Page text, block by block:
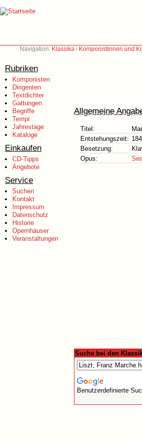
Navigation: Klassika / Komponistinnen und
Rubriken
Komponisten
Dirigenten
Textdichter
Gattungen
Begriffe
Tempi
Jahrestage
Kataloge
Einkaufen
CD-Tipps
Angebote
Service
Suchen
Kontakt
Impressum
Datenschutz
Historie
Opernhäuser
Veranstaltungen
Allgemeine
Titel:
Entstehungszeit:
Besetzung:
Opus:
Suche bei den
Benutzerdefinierte